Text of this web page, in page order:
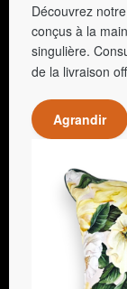
Découvrez
conçus à la
singulière.
de la livraison
Agrandir